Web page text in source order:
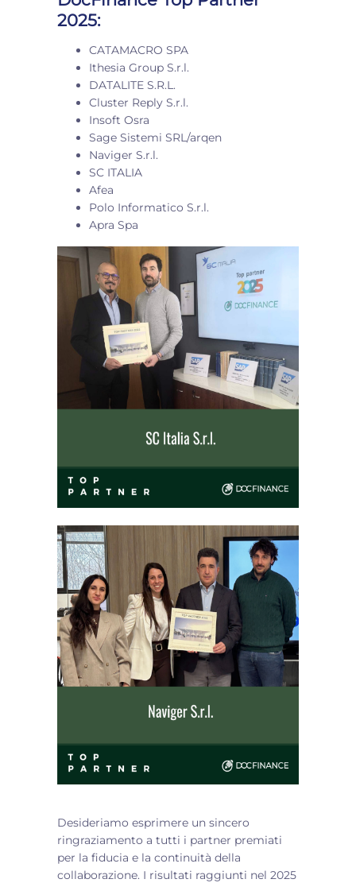
2025:
CATAMACRO SPA
Ithesia Group S.r.l.
DATALITE S.R.L.
Cluster Reply S.r.l.
Insoft Osra
Sage Sistemi SRL/arqen
Naviger S.r.l.
SC ITALIA
Afea
Polo Informatico S.r.l.
Apra Spa
Desideriamo esprimere un sincero
ringraziamento a tutti i partner premiati
per la fiducia e la continuità della
collaborazione. I risultati raggiunti nel 2025